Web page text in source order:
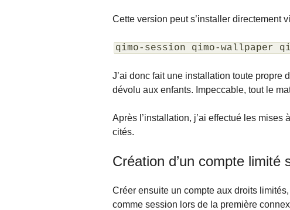
Cette version peut s’installer directement
qimo-session qimo-wallpaper
J’ai donc fait une installation toute propre
dévolu aux enfants. Impeccable, tout le
Après l’installation, j’ai effectué les
cités.
Création d’un compte limité
Créer ensuite un compte aux droits
comme session lors de la première